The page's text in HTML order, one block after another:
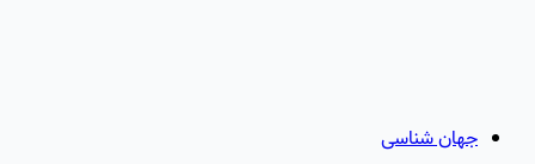
جهان شناسی